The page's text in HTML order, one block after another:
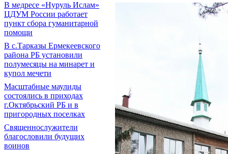
В медресе «Нуруль Ислам»
ЦДУМ России работает
пункт сбора гуманитарной
помощи
В с.Тарказы Ермекеевского
района РБ установили
полумесяцы на минарет и
купол мечети
Масштабные маулиды
состоялись в приходах
г.Октябрьский РБ и в
пригородных поселках
Священнослужители
благословили будущих
воинов